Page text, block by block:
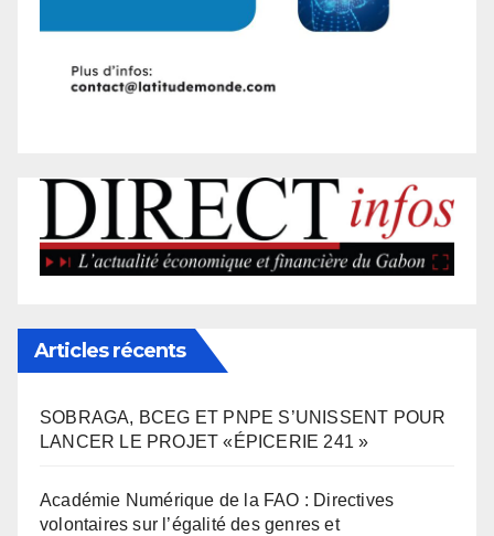
Articles récents
SOBRAGA, BCEG ET PNPE S’UNISSENT POUR
LANCER LE PROJET «ÉPICERIE 241 »
Académie Numérique de la FAO : Directives
volontaires sur l’égalité des genres et